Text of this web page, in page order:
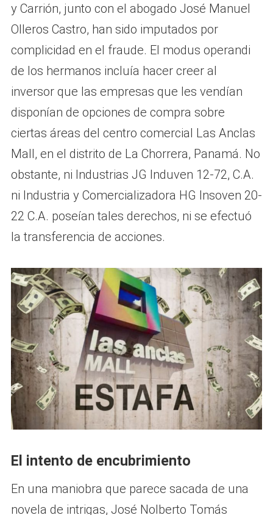
y Carrión, junto con el abogado José Manuel
Olleros Castro, han sido imputados por
complicidad en el fraude. El modus operandi
de los hermanos incluía hacer creer al
inversor que las empresas que les vendían
disponían de opciones de compra sobre
ciertas áreas del centro comercial Las Anclas
Mall, en el distrito de La Chorrera, Panamá. No
obstante, ni Industrias JG Induven 12-72, C.A.
ni Industria y Comercializadora HG Insoven 20-
22 C.A. poseían tales derechos, ni se efectuó
la transferencia de acciones.
El intento de encubrimiento
En una maniobra que parece sacada de una
novela de intrigas, José Nolberto Tomás